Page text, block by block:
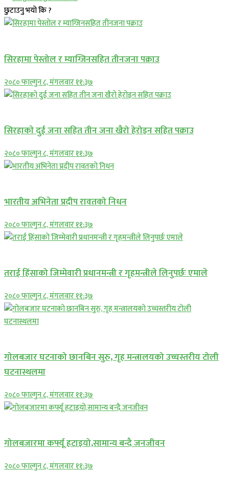
छुटाउनु भयो कि ?
सिरहामा पेस्तोल र म्याग्जिनसहित तीनजना पक्राउ
२०८० फाल्गुन ८, मंगलवार ११:३७
सिरहाकाे दुई जना सहित तीन जना खैरो हेरोइन सहित पक्राउ
२०८० फाल्गुन ८, मंगलवार ११:३७
भारतीय अभिनेता प्रदीप रावतको निधन
२०८० फाल्गुन ८, मंगलवार ११:३७
तराई हिंसाको जिम्मेवारी प्रधानमन्त्री र गृहमन्त्रीले लिनुपर्छः एमाले
२०८० फाल्गुन ८, मंगलवार ११:३७
गोलबजार घटनाको छानबिन सुरु, गृह मन्त्रालयको उच्चस्तरीय टोली
घटनास्थलमा
२०८० फाल्गुन ८, मंगलवार ११:३७
गोलबजारमा कर्फ्यू हटाइयो,सामान्य बन्दै जनजीवन
२०८० फाल्गुन ८, मंगलवार ११:३७